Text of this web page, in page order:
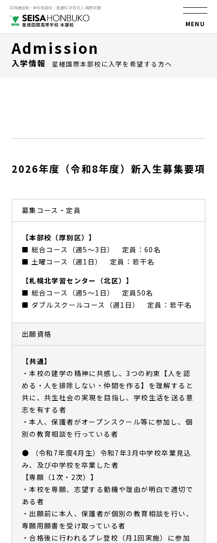
広域通信制・単位制高校・普通科 学校法人 国際学園
MENU
Admission
入学情報 星槎国際本部校に入学を希望する方へ
2026年度（令和8年度）新入生募集要項
募集コース・定員
【本部校（厚別区）】
■ 総合コース（週5〜3日） 定員：60名
■ 土曜コース（週1日） 定員：若干名
【札幌北学習センター（北区）】
■ 総合コース（週5〜1日） 定員50名
■ ダブルスクールコース（週1日） 定員：若干名
出願資格
【共通】
・本校の建学の精神に共感し、3つの約束【人を認
める・人を排除しない・仲間を作る】を理解すると
共に、共生社会の実現を目指し、学校生活を送る意
志を有する者
・本人、保護者がオープンスクール等に参加し、個
別の教育相談を行っている者
● （令和7年度4月生）令和7年3月中学校卒業見込
み、及び中学校を卒業した者
【専願（1次・2次）】
・本校を専願、志望する動機や理由が明白で適切で
ある者
・出願前に本人、保護者が個別の教育相談を行い、
専願用願書を受け取っている者
・合格後に行われるプレ登校（月1回実施）に参加